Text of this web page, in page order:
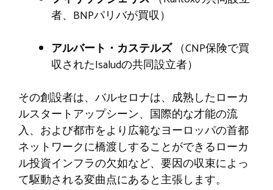
者、BNPパリバが買収）
アルバート・カステルズ（CNP保険で買
収されたIsaludの共同設立者）
その創設者は、バルセロナは、成熟したローカ
ルスタートアップシーン、国際的な才能の流
入、および都市をより広範なヨーロッパの首都
ネットワークに橋渡しすることができるローカ
ル投資インフラの欠如など、要因の収束によっ
て駆動される変曲点にあると主張します。